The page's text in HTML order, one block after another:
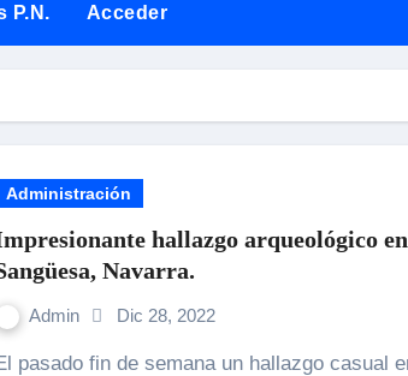
P.N. Acceder
Administración
hallazgo arqueológico en
Navarra.
Admin Dic 28, 2022
casual en